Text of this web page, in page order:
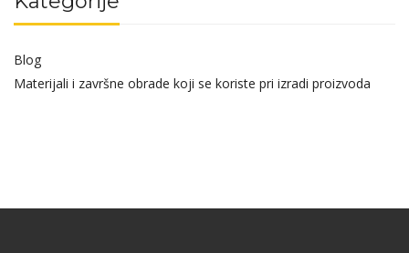
Blog
Materijali i završne obrade koji se koriste pri izradi proizvoda